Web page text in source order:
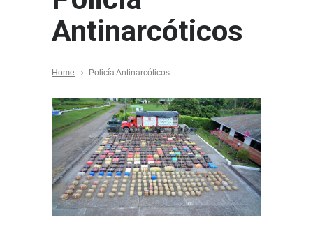
Antinarcóticos
Home Policía Antinarcóticos